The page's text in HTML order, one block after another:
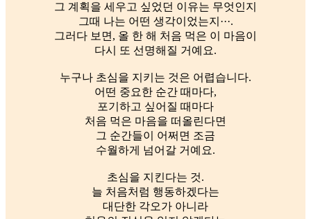
그 계획을 세우고 싶었던 이유는 무엇인지
그때 나는 어떤 생각이었는지···.
그러다 보면, 올 한 해 처음 먹은 이 마음이
다시 또 선명해질 거예요.
누구나 초심을 지키는 것은 어렵습니다.
어떤 중요한 순간 때마다,
포기하고 싶어질 때마다
처음 먹은 마음을 떠올린다면
그 순간들이 어쩌면 조금
수월하게 넘어갈 거예요.
초심을 지킨다는 것.
늘 처음처럼 행동하겠다는
대단한 각오가 아니라